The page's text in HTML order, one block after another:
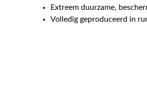
Extreem duurzame,
Volledig geproduceerd in